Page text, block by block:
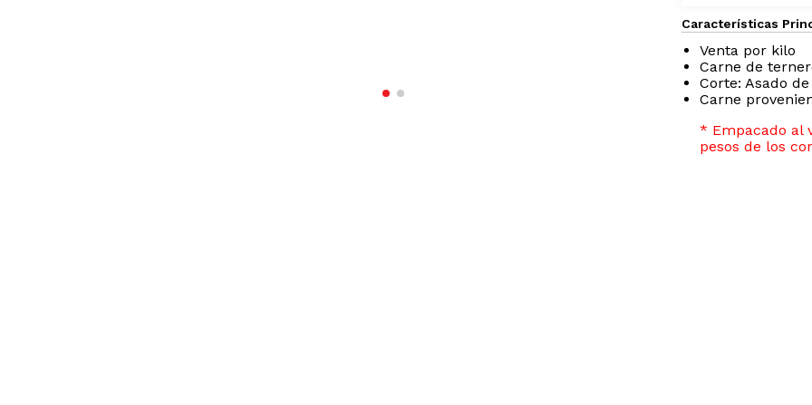
Características
Venta por kilo
Carne de
Corte: Asado
Carne
* Empacado al
pesos de los